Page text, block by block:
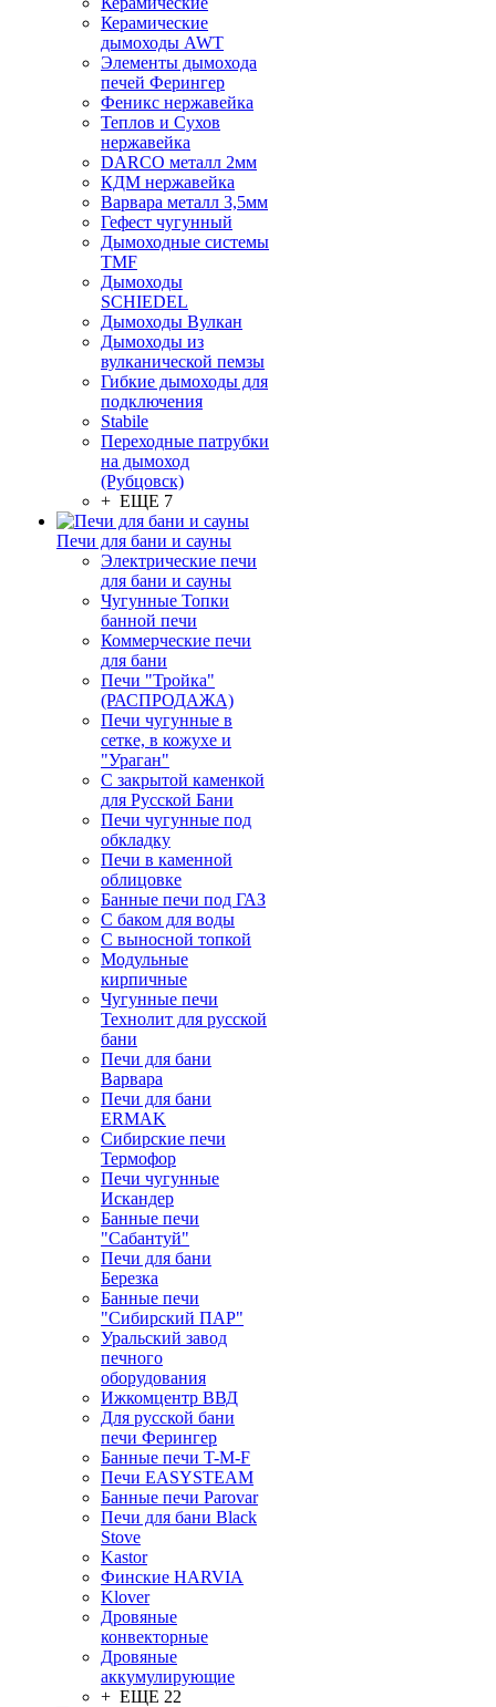
Керамические
дымоходы AWT
Элементы дымохода
печей Ферингер
Феникс нержавейка
Теплов и Сухов
нержавейка
DARCO металл 2мм
КДМ нержавейка
Варвара металл 3,5мм
Гефест чугунный
Дымоходные системы
TMF
Дымоходы
SCHIEDEL
Дымоходы Вулкан
Дымоходы из
вулканической пемзы
Гибкие дымоходы для
подключения
Stabile
Переходные патрубки
на дымоход
(Рубцовск)
+ ЕЩЕ 7
Печи для бани и сауны
Электрические печи
для бани и сауны
Чугунные Топки
банной печи
Коммерческие печи
для бани
Печи "Тройка"
(РАСПРОДАЖА)
Печи чугунные в
сетке, в кожухе и
"Ураган"
С закрытой каменкой
для Русской Бани
Печи чугунные под
обкладку
Печи в каменной
облицовке
Банные печи под ГАЗ
С баком для воды
С выносной топкой
Модульные
кирпичные
Чугунные печи
Технолит для русской
бани
Печи для бани
Варвара
Печи для бани
ERMAK
Сибирские печи
Термофор
Печи чугунные
Искандер
Банные печи
"Сабантуй"
Печи для бани
Березка
Банные печи
"Сибирский ПАР"
Уральский завод
печного
оборудования
Ижкомцентр ВВД
Для русской бани
печи Ферингер
Банные печи T-M-F
Печи EASYSTEAM
Банные печи Parovar
Печи для бани Black
Stove
Kastor
Финские HARVIA
Klover
Дровяные
конвекторные
Дровяные
аккумулирующие
+ ЕЩЕ 22